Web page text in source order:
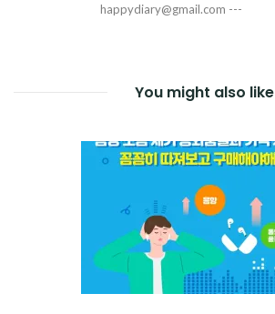
happydiary@gmail.com ---
You might also like